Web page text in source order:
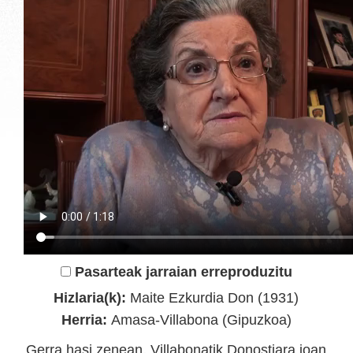
Pasarteak jarraian erreproduzitu
Hizlaria(k): Maite Ezkurdia Don (1931)
Herria: Amasa-Villabona (Gipuzkoa)